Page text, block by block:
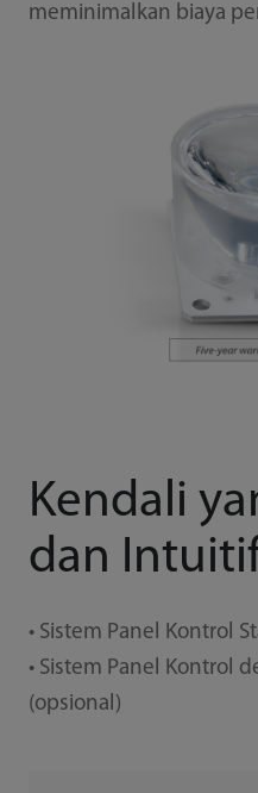
meminimalkan biaya
Kendali
dan
• Sistem Panel Kontrol
• Sistem Panel Kontrol
(opsional)